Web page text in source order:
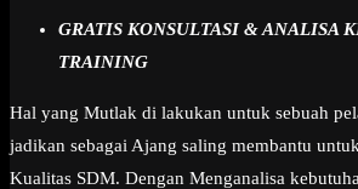
GRATIS KONSULTASI & ANALISA
TRAINING
Hal yang Mutlak di lakukan untuk sebuah
jadikan sebagai Ajang saling membantu
Kualitas SDM. Dengan Menganalisa